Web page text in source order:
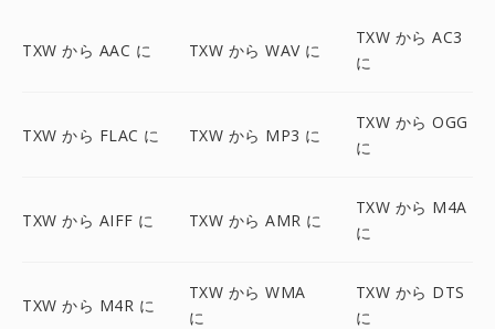
TXW から AAC に TXW から WAV に
TXW から AC3
に
TXW から FLAC に TXW から MP3 に
TXW から OGG
に
TXW から AIFF に TXW から AMR に
TXW から M4A
に
TXW から M4R に
TXW から WMA
に
TXW から DTS
に